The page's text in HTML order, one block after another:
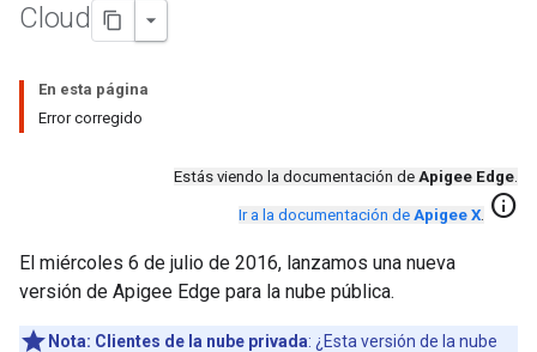
Cloud
En esta página
Error corregido
Estás viendo la documentación de Apigee Edge.
Ir a la documentación de Apigee X. info
El miércoles 6 de julio de 2016, lanzamos una nueva
versión de Apigee Edge para la nube pública.
Nota: Clientes de la nube privada: ¿Esta versión de la nube